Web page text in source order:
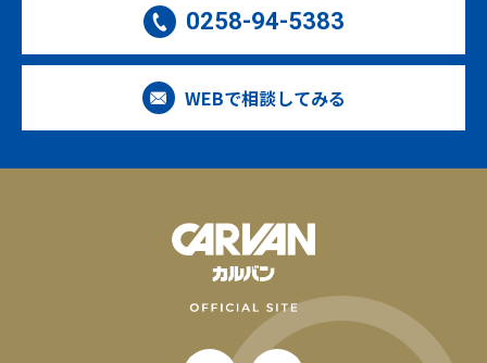
0258-94-5383
WEBで相談してみる